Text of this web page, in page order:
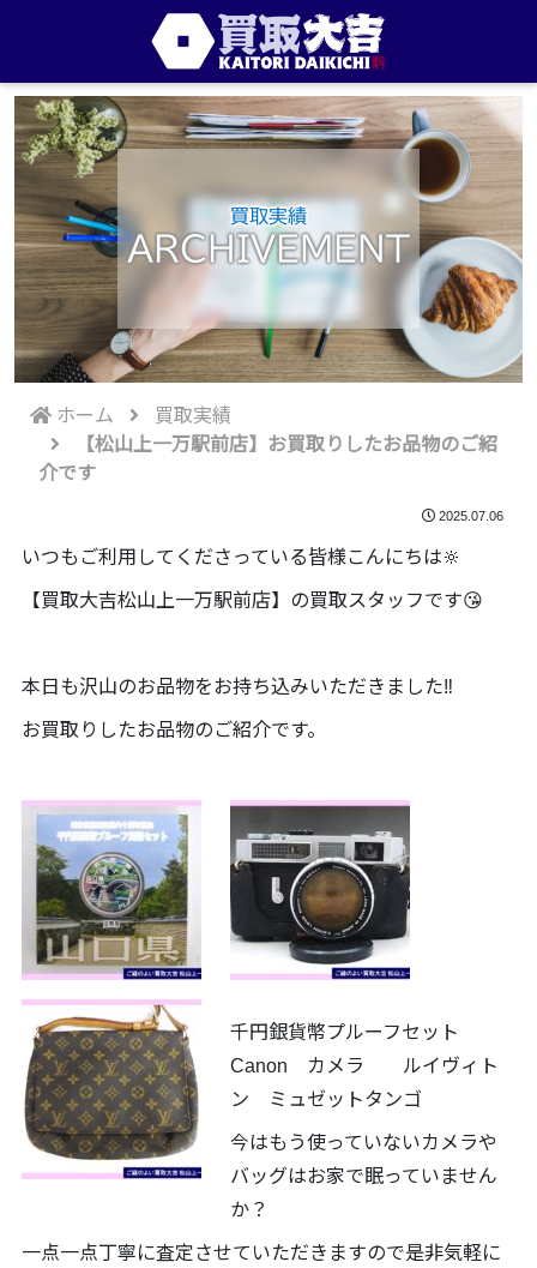
買取実績
ARCHIVEMENT
ホーム
買取実績
【松山上一万駅前店】お買取りしたお品物のご紹
介です
2025.07.06
いつもご利用してくださっている皆様こんにちは🔆
【買取大吉松山上一万駅前店】の買取スタッフです😘
本日も沢山のお品物をお持ち込みいただきました‼️
お買取りしたお品物のご紹介です。
千円銀貨幣プルーフセット
Canon カメラ ルイヴィト
ン ミュゼットタンゴ
今はもう使っていないカメラや
バッグはお家で眠っていません
か？
一点一点丁寧に査定させていただきますので是非気軽に